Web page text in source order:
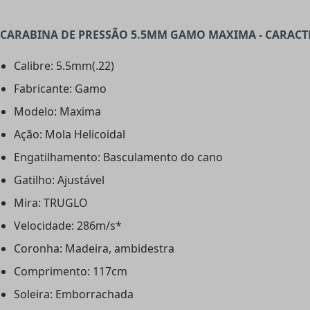
CARABINA DE PRESSÃO 5.5MM GAMO MAXIMA -
Calibre: 5.5mm(.22)
Fabricante: Gamo
Modelo: Maxima
Ação: Mola Helicoidal
Engatilhamento: Basculamento do cano
Gatilho: Ajustável
Mira: TRUGLO
Velocidade: 286m/s*
Coronha: Madeira, ambidestra
Comprimento: 117cm
Soleira: Emborrachada